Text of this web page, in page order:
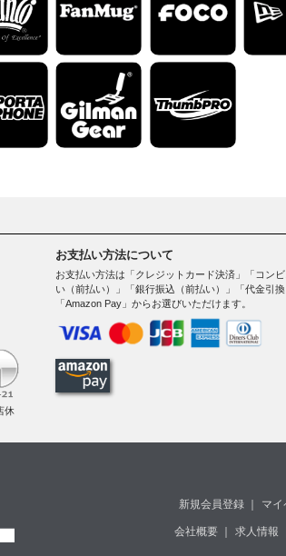
休
お支払い方法について
お支払い方法は「クレジットカード決済」「コン
い（前払い）」「銀行振込（前払い）」「代金引換
「Amazon Pay」からお選びいただけます。
新規会員登録 マイ
会社概要 求人情報